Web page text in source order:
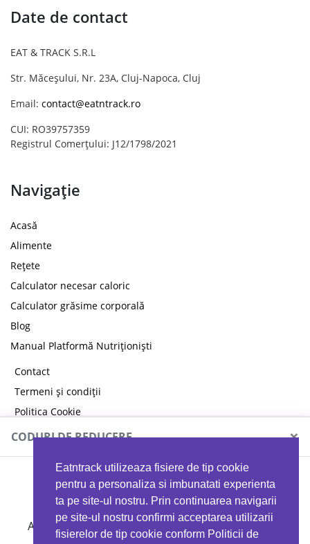
Eatntrack utilizeaza fisiere de tip cookie
pentru a personaliza si imbunatati experienta
ta pe site-ul nostru. Prin continuarea navigarii
pe site-ul nostru confirmi acceptarea utilizarii
fisierelor de tip cookie conform Politicii de
Date de contact
EAT & TRACK S.R.L
Str. Măceșului, Nr. 23A, Cluj-Napoca, Cluj
Email: contact@eatntrack.ro
CUI: RO39757359
Registrul Comerțului: J12/1798/2021
Navigație
Acasă
Alimente
Rețete
Calculator necesar caloric
Calculator grăsime corporală
Blog
Manual Platformă Nutriționiști
Contact
Termeni și condiții
Politica Cookie
Politica de confidențialitate
CODURI DE REDUCERE ×
MYPROTEIN
Ai 40%reducere la orice comandă folosind codul